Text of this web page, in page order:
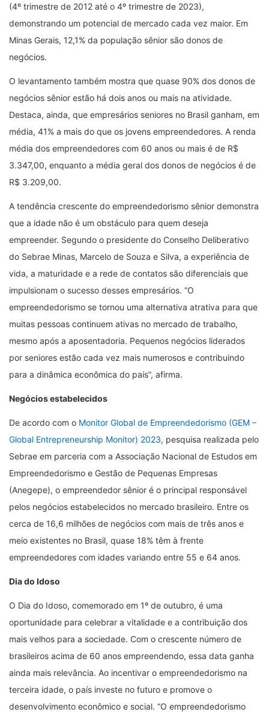
(4º trimestre de 2012 até o 4º trimestre de 2023),
demonstrando um potencial de mercado cada vez maior. Em
Minas Gerais, 12,1% da população sênior são donos de
negócios.
O levantamento também mostra que quase 90% dos donos de
negócios sênior estão há dois anos ou mais na atividade.
Destaca, ainda, que empresários seniores no Brasil ganham, em
média, 41% a mais do que os jovens empreendedores. A renda
média dos empreendedores com 60 anos ou mais é de R$
3.347,00, enquanto a média geral dos donos de negócios é de
R$ 3.209,00.
A tendência crescente do empreendedorismo sênior demonstra
que a idade não é um obstáculo para quem deseja
empreender. Segundo o presidente do Conselho Deliberativo
do Sebrae Minas, Marcelo de Souza e Silva, a experiência de
vida, a maturidade e a rede de contatos são diferenciais que
impulsionam o sucesso desses empresários. “O
empreendedorismo se tornou uma alternativa atrativa para que
muitas pessoas continuem ativas no mercado de trabalho,
mesmo após a aposentadoria. Pequenos negócios liderados
por seniores estão cada vez mais numerosos e contribuindo
para a dinâmica econômica do país”, afirma.
Negócios estabelecidos
De acordo com o Monitor Global de Empreendedorismo (GEM –
Global Entrepreneurship Monitor) 2023, pesquisa realizada pelo
Sebrae em parceria com a Associação Nacional de Estudos em
Empreendedorismo e Gestão de Pequenas Empresas
(Anegepe), o empreendedor sênior é o principal responsável
pelos negócios estabelecidos no mercado brasileiro. Entre os
cerca de 16,6 milhões de negócios com mais de três anos e
meio existentes no Brasil, quase 18% têm à frente
empreendedores com idades variando entre 55 e 64 anos.
Dia do Idoso
O Dia do Idoso, comemorado em 1º de outubro, é uma
oportunidade para celebrar a vitalidade e a contribuição dos
mais velhos para a sociedade. Com o crescente número de
brasileiros acima de 60 anos empreendendo, essa data ganha
ainda mais relevância. Ao incentivar o empreendedorismo na
terceira idade, o país investe no futuro e promove o
desenvolvimento econômico e social. “O empreendedorismo